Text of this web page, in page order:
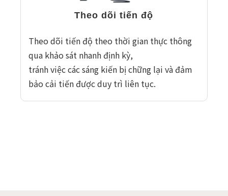
Theo dõi tiến độ
Theo dõi tiến độ theo thời gian thực thông
qua khảo sát nhanh định kỳ,
tránh việc các sáng kiến bị chững lại và đảm
bảo cải tiến được duy trì liên tục.